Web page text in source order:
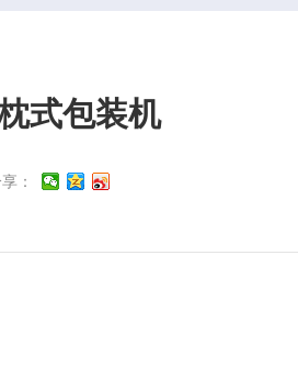
式包装机
：